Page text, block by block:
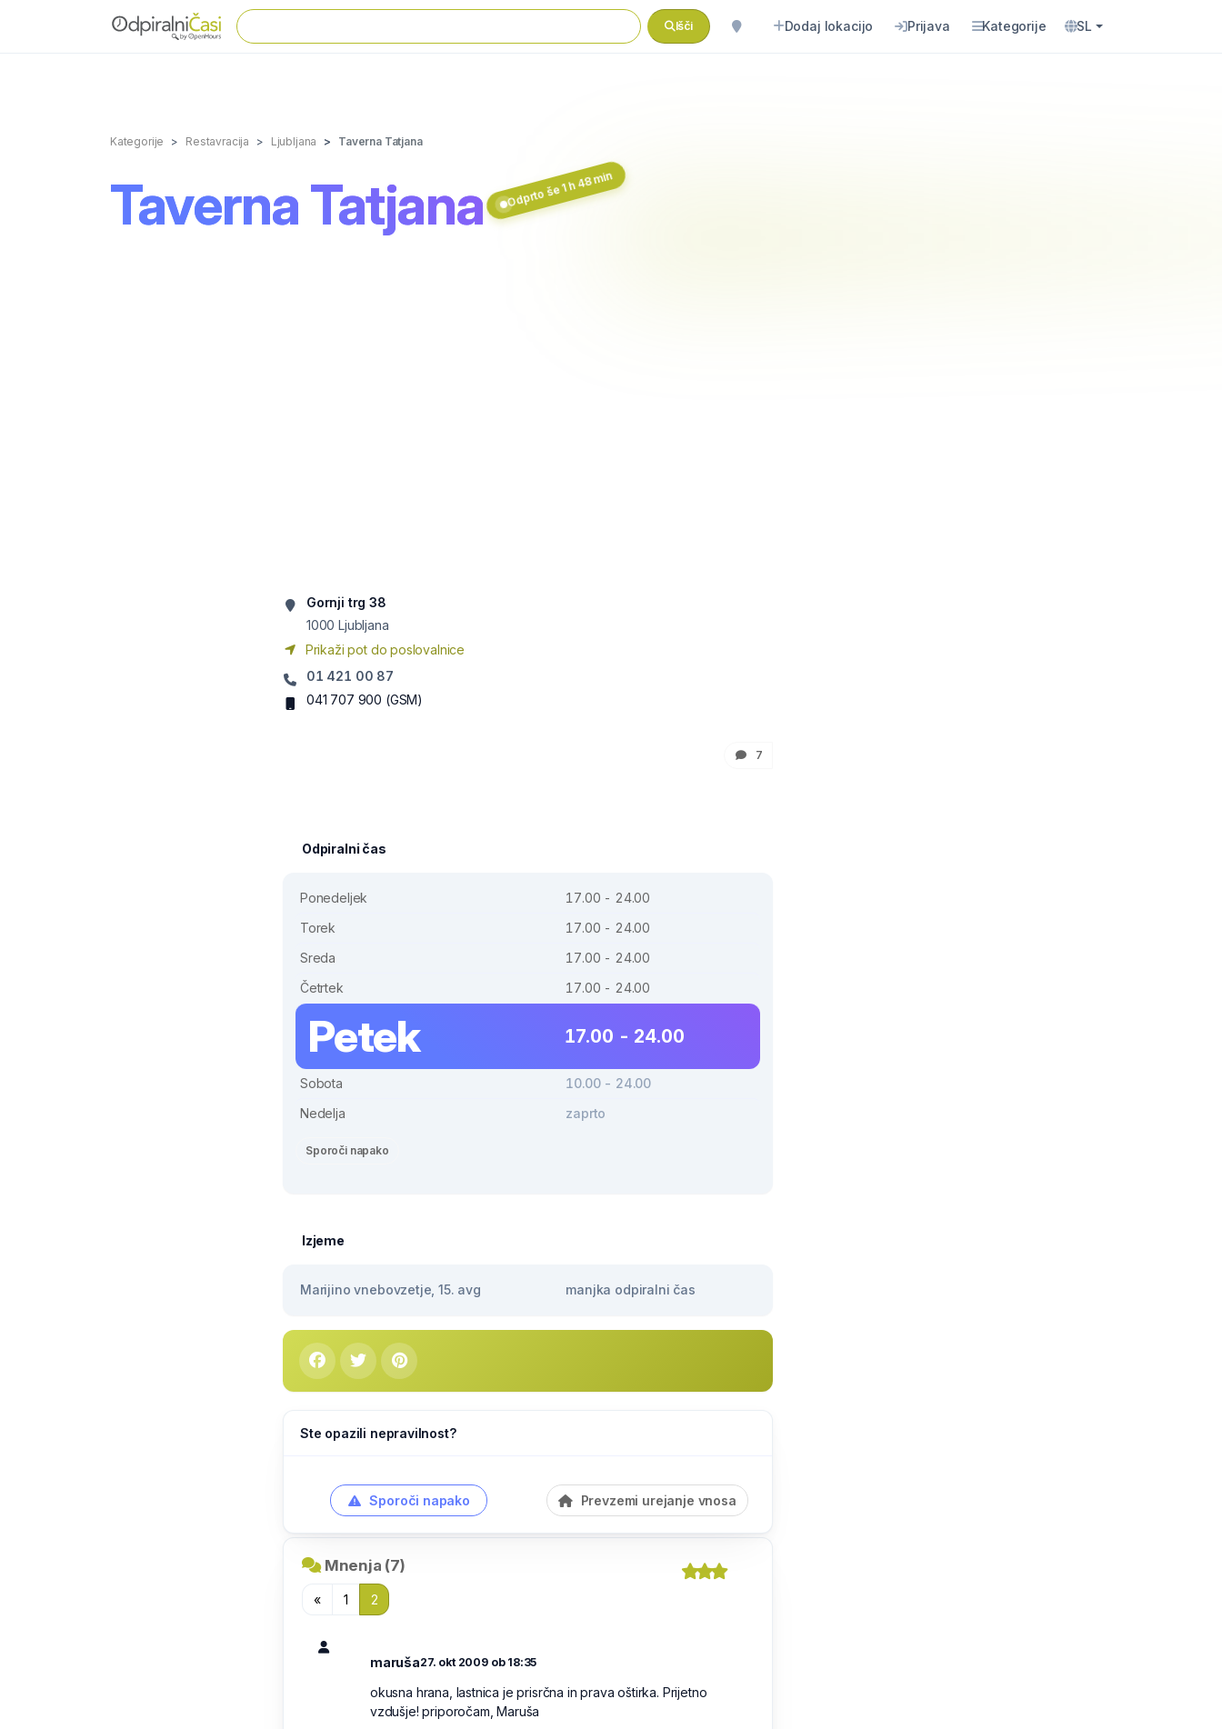
Išči Dodaj lokacijo Prijava Kategorije SL
Kategorije Restavracija Ljubljana Taverna Tatjana
Taverna Tatjana Odprto še 1 h 48 min
Gornji trg 38
1000 Ljubljana
Prikaži pot do poslovalnice
01 421 00 87
041 707 900 (GSM)
7
Odpiralni čas
Ponedeljek
17.00 - 24.00
Torek
17.00 - 24.00
Sreda
17.00 - 24.00
Četrtek
17.00 - 24.00
Petek 17.00 - 24.00
Sobota
10.00 - 24.00
Nedelja
zaprto
Sporoči napako
Izjeme
Marijino vnebovzetje, 15. avg manjka odpiralni čas
Ste opazili nepravilnost?
Sporoči napako Prevzemi urejanje vnosa
Mnenja (7)
« 1 2
maruša27. okt 2009 ob 18:35
okusna hrana, lastnica je prisrčna in prava oštirka. Prijetno
vzdušje! priporočam, Maruša